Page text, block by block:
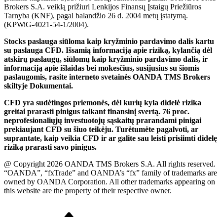
Brokers S.A. veiklą prižiuri Lenkijos Finansų Įstaigų Priežiūros
Tarnyba (KNF), pagal balandžio 26 d. 2004 metų įstatymą.
(KPWiG-4021-54-1/2004).
Stocks paslauga siūloma kaip kryžminio pardavimo dalis kartu
su paslauga CFD. Išsamią informaciją apie riziką, kylančią dėl
atskirų paslaugų, siūlomų kaip kryžminio pardavimo dalis, ir
informaciją apie išlaidas bei mokesčius, susijusius su šiomis
paslaugomis, rasite interneto svetainės OANDA TMS Brokers
skiltyje Dokumentai.
CFD yra sudėtingos priemonės, dėl kurių kyla didelė rizika
greitai prarasti pinigus taikant finansinį svertą. 76 proc.
neprofesionaliųjų investuotojų sąskaitų prarandami pinigai
prekiaujant CFD su šiuo teikėju. Turėtumėte pagalvoti, ar
suprantate, kaip veikia CFD ir ar galite sau leisti prisiimti didelę
riziką prarasti savo pinigus.
@ Copyright 2026 OANDA TMS Brokers S.A. All rights reserved.
“OANDA”, “fxTrade” and OANDA’s “fx” family of trademarks are
owned by OANDA Corporation. All other trademarks appearing on
this website are the property of their respective owner.